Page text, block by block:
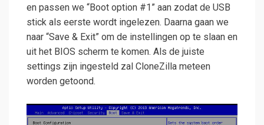
en passen we “Boot option #1” aan zodat de USB
stick als eerste wordt ingelezen. Daarna gaan we
naar “Save & Exit” om de instellingen op te slaan en
uit het BIOS scherm te komen. Als de juiste
settings zijn ingesteld zal CloneZilla meteen
worden getoond.